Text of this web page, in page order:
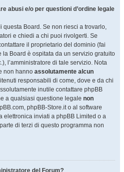
abusi e/o per questioni d’ordine legale
questa Board. Se non riesci a trovarlo,
e chiedi a chi puoi rivolgerti. Se
il proprietario del dominio (fai
la Board è ospitata da un servizio gratuito
l’amministratore di tale servizio. Nota
non hanno assolutamente alcun
responsabili di come, dove e da chi
inutile contattare phpBB
a qualsiasi questione legale non
phpBB-Store.it o al software
elettronica inviati a phpBB Limited o a
di terzi di questo programma non
del Forum?